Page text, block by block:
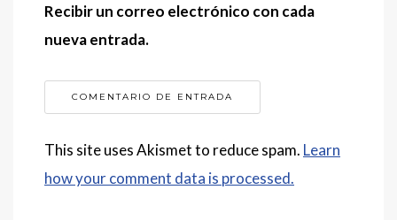
Recibir un correo electrónico con cada
nueva entrada.
This site uses Akismet to reduce spam. Learn
how your comment data is processed.